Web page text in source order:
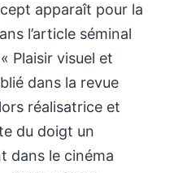
apparaît pour la
l’article séminal
Plaisir visuel et
dans la revue
réalisatrice et
du doigt un
dans le cinéma